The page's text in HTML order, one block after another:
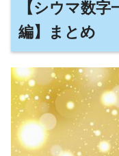
【シウマ数
編】まとめ